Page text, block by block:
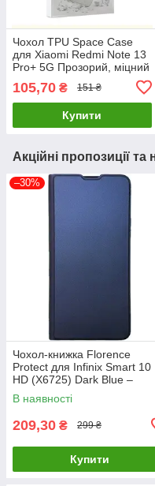
Чохол TPU Space Case
для Xiaomi Redmi Note 13
Pro+ 5G Прозорий, міцний
105,70 ₴ 151 ₴
Купити
Акційні пропозиції та
–30%
Чохол-книжка Florence
Protect для Infinix Smart 10
HD (X6725) Dark Blue –
стильний та надійний захист
смартфона з магнітно
В наявності
209,30 ₴ 299 ₴
Купити